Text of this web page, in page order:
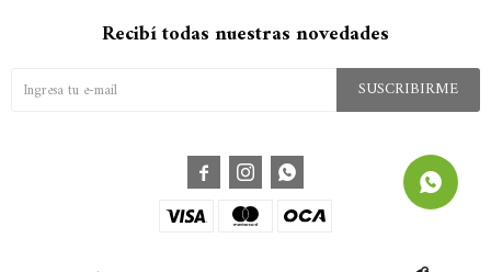
Recibí todas nuestras novedades
SUSCRIBIRME
  